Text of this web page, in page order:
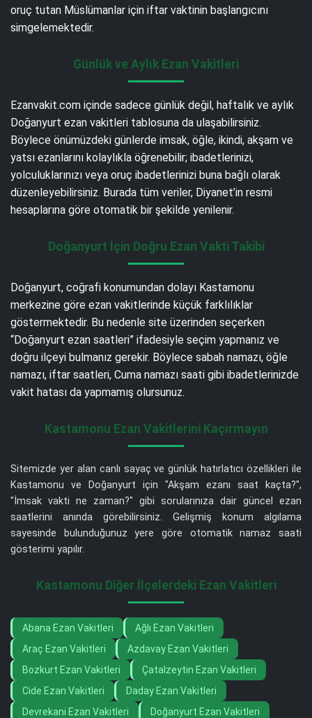
oruç tutan Müslümanlar için iftar vaktinin başlangıcını
simgelemektedir.
Günlük ve Aylık Ezan Vakitleri
Ezanvakit.com içinde sadece günlük değil, haftalık ve aylık
Doğanyurt ezan vakitleri tablosuna da ulaşabilirsiniz.
Böylece önümüzdeki günlerde imsak, öğle, ikindi, akşam ve
yatsı ezanlarını kolaylıkla öğrenebilir; ibadetlerinizi,
yolculuklarınızı veya oruç ibadetlerinizi buna bağlı olarak
düzenleyebilirsiniz. Burada tüm veriler, Diyanet’in resmi
hesaplarına göre otomatik bir şekilde yenilenir.
Doğanyurt İçin Doğru Ezan Vakti Takibi
Doğanyurt, coğrafi konumundan dolayı Kastamonu
merkezine göre ezan vakitlerinde küçük farklılıklar
göstermektedir. Bu nedenle site üzerinden seçerken
“Doğanyurt ezan saatleri” ifadesiyle seçim yapmanız ve
doğru ilçeyi bulmanız gerekir. Böylece sabah namazı, öğle
namazı, iftar saatleri, Cuma namazı saati gibi ibadetlerinizde
vakit hatası da yapmamış olursunuz.
Kastamonu Ezan Vakitlerini Kaçırmayın
Sitemizde yer alan canlı sayaç ve günlük hatırlatıcı özellikleri ile
Kastamonu ve Doğanyurt için "Akşam ezanı saat kaçta?",
"İmsak vakti ne zaman?" gibi sorularınıza dair güncel ezan
saatlerini anında görebilirsiniz. Gelişmiş konum algılama
sayesinde bulunduğunuz yere göre otomatik namaz saati
gösterimi yapılır.
Kastamonu Diğer İlçelerdeki Ezan Vakitleri
Abana Ezan Vakitleri
Ağlı Ezan Vakitleri
Araç Ezan Vakitleri
Azdavay Ezan Vakitleri
Bozkurt Ezan Vakitleri
Çatalzeytin Ezan Vakitleri
Cide Ezan Vakitleri
Daday Ezan Vakitleri
Devrekani Ezan Vakitleri
Doğanyurt Ezan Vakitleri